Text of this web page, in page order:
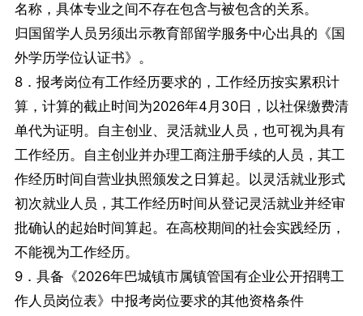
名称，具体专业之间不存在包含与被包含的关系。
归国留学人员另须出示教育部留学服务中心出具的《国
外学历学位认证书》。
8．报考岗位有工作经历要求的，工作经历按实累积计
算，计算的截止时间为2026年4月30日，以社保缴费清
单代为证明。自主创业、灵活就业人员，也可视为具有
工作经历。自主创业并办理工商注册手续的人员，其工
作经历时间自营业执照颁发之日算起。以灵活就业形式
初次就业人员，其工作经历时间从登记灵活就业并经审
批确认的起始时间算起。在高校期间的社会实践经历，
不能视为工作经历。
9．具备《2026年巴城镇市属镇管国有企业公开招聘工
作人员岗位表》中报考岗位要求的其他资格条件